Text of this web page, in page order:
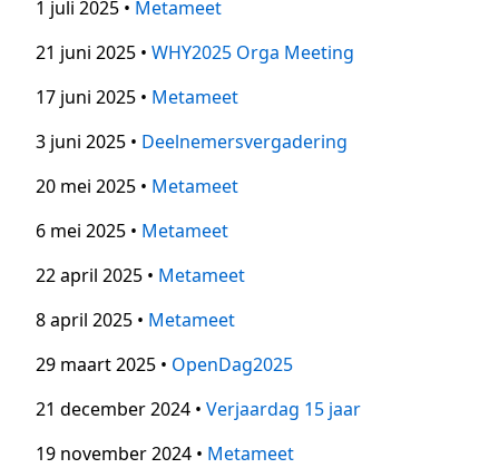
1 juli 2025 • Metameet
21 juni 2025 • WHY2025 Orga Meeting
17 juni 2025 • Metameet
3 juni 2025 • Deelnemersvergadering
20 mei 2025 • Metameet
6 mei 2025 • Metameet
22 april 2025 • Metameet
8 april 2025 • Metameet
29 maart 2025 • OpenDag2025
21 december 2024 • Verjaardag 15 jaar
19 november 2024 • Metameet